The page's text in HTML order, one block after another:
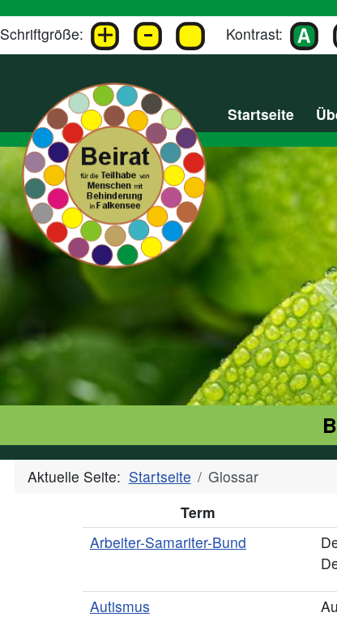
Schriftgröße: Kontrast:
Startseite
Aktuelle Seite: Startseite
Glossar
Term
Arbeiter-Samariter-Bund
Autismus